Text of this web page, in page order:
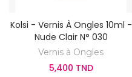
Kolsi - Vernis À Ongles 10ml -
Nude Clair N° 030
Vernis à Ongles
5,400 TND